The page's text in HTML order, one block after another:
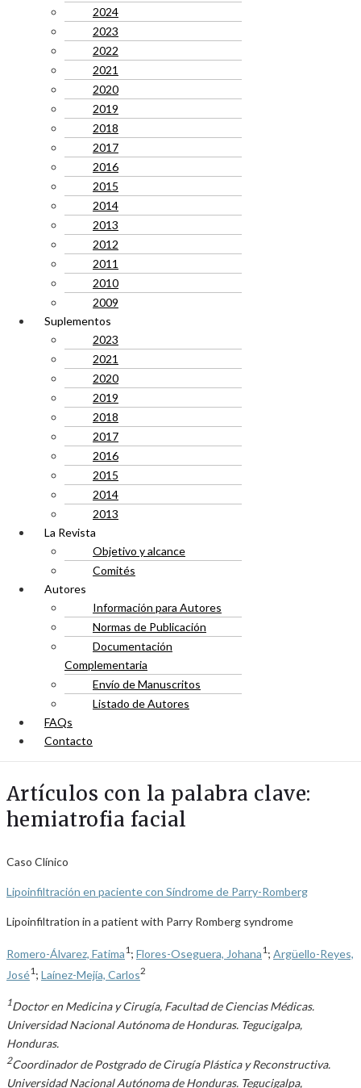
2024
2023
2022
2021
2020
2019
2018
2017
2016
2015
2014
2013
2012
2011
2010
2009
Suplementos
2023
2021
2020
2019
2018
2017
2016
2015
2014
2013
La Revista
Objetivo y alcance
Comités
Autores
Información para Autores
Normas de Publicación
Documentación
Complementaria
Envío de Manuscritos
Listado de Autores
FAQs
Contacto
Artículos con la palabra clave:
hemiatrofia facial
Caso Clínico
Lipoinfiltración en paciente con Síndrome de Parry-Romberg
Lipoinfiltration in a patient with Parry Romberg syndrome
Romero-Álvarez, Fatima1 ; Flores-Oseguera, Johana1 ; Argüello-Reyes,
José1 ; Laínez-Mejía, Carlos2
1Doctor en Medicina y Cirugía, Facultad de Ciencias Médicas.
Universidad Nacional Autónoma de Honduras. Tegucigalpa,
Honduras.
2Coordinador de Postgrado de Cirugía Plástica y Reconstructiva.
Universidad Nacional Autónoma de Honduras. Tegucigalpa,